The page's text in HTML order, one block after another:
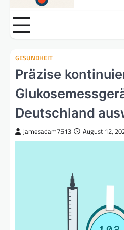
GESUNDHEIT
Präzise
Deutschland
jamesadam7513 August 12,